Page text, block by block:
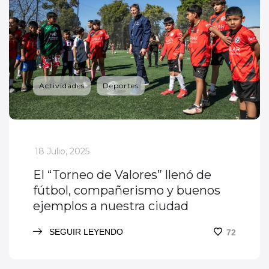
Actividades Deportes
_
18 Julio, 2025
El “Torneo de Valores” llenó de
fútbol, compañerismo y buenos
ejemplos a nuestra ciudad
SEGUIR LEYENDO 72